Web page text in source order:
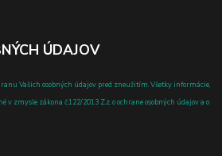
ÚDAJOV
Vašich osobných údajov pred zneužitím. Všetky informácie,
v zmysle zákona č.122/2013 Z.z. o ochrane osobných údajov a o